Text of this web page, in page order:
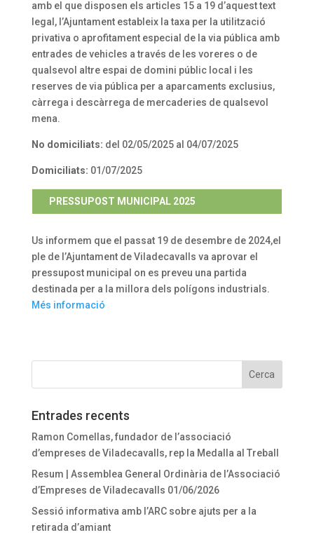
amb el que disposen els articles 15 a 19 d’aquest text
legal, l’Ajuntament estableix la taxa per la utilització
privativa o aprofitament especial de la via pública amb
entrades de vehicles a través de les voreres o de
qualsevol altre espai de domini públic local i les
reserves de via pública per a aparcaments exclusius,
càrrega i descàrrega de mercaderies de qualsevol
mena.
No domiciliats: del 02/05/2025 al 04/07/2025
Domiciliats: 01/07/2025
PRESSUPOST MUNICIPAL 2025
Us informem que el passat 19 de desembre de 2024,el
ple de l’Ajuntament de Viladecavalls va aprovar el
pressupost municipal on es preveu una partida
destinada per a la millora dels polígons industrials.
Més informació
Entrades recents
Ramon Comellas, fundador de l’associació
d’empreses de Viladecavalls, rep la Medalla al Treball
Resum | Assemblea General Ordinària de l’Associació
d’Empreses de Viladecavalls 01/06/2026
Sessió informativa amb l’ARC sobre ajuts per a la
retirada d’amiant